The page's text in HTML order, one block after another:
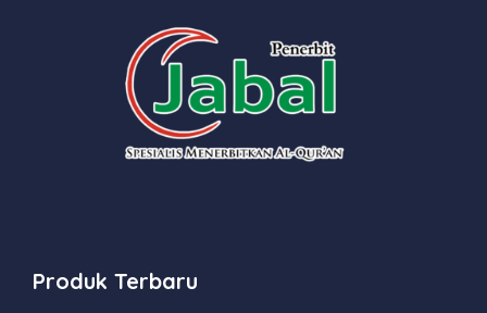
Produk Terbaru